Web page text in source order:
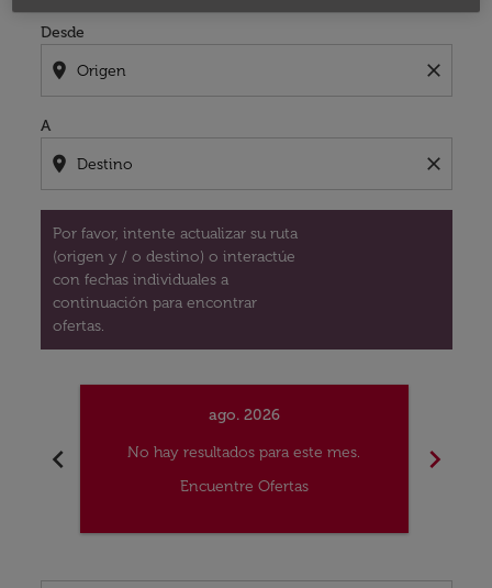
Desde
location_on close
A
location_on close
Por favor, intente actualizar su ruta
(origen y / o destino) o interactúe
con fechas individuales a
continuación para encontrar
ofertas.
chevron_left
ago. 2026
No hay resultados para este mes.
Encuentre Ofertas
chevron_right